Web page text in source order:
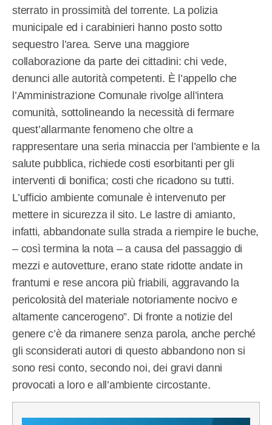
sterrato in prossimità del torrente. La polizia
municipale ed i carabinieri hanno posto sotto
sequestro l’area. Serve una maggiore
collaborazione da parte dei cittadini: chi vede,
denunci alle autorità competenti. È l’appello che
l’Amministrazione Comunale rivolge all’intera
comunità, sottolineando la necessità di fermare
quest’allarmante fenomeno che oltre a
rappresentare una seria minaccia per l’ambiente e la
salute pubblica, richiede costi esorbitanti per gli
interventi di bonifica; costi che ricadono su tutti.
L’ufficio ambiente comunale è intervenuto per
mettere in sicurezza il sito. Le lastre di amianto,
infatti, abbandonate sulla strada a riempire le buche,
– così termina la nota – a causa del passaggio di
mezzi e autovetture, erano state ridotte andate in
frantumi e rese ancora più friabili, aggravando la
pericolosità del materiale notoriamente nocivo e
altamente cancerogeno”. Di fronte a notizie del
genere c’è da rimanere senza parola, anche perché
gli sconsiderati autori di questo abbandono non si
sono resi conto, secondo noi, dei gravi danni
provocati a loro e all’ambiente circostante.